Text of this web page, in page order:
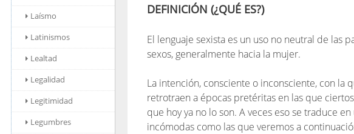
Laísmo
Latinismos
Lealtad
Legalidad
Legitimidad
Legumbres
DEFINICIÓN (¿QUÉ ES?)
El lenguaje sexista es un uso no neutral de las
sexos, generalmente hacia la mujer.
La intención, consciente o inconsciente, con la
retrotraen a épocas pretéritas en las que
que hoy ya no lo son. A veces eso se traduce
incómodas como las que veremos a